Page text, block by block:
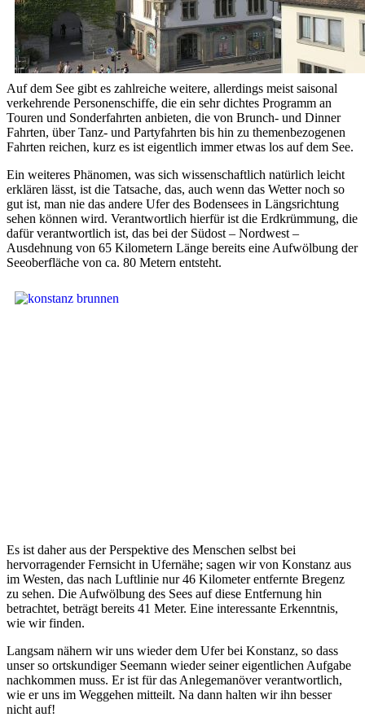
Auf dem See gibt es zahlreiche weitere, allerdings meist saisonal
verkehrende Personenschiffe, die ein sehr dichtes Programm an
Touren und Sonderfahrten anbieten, die von Brunch- und Dinner
Fahrten, über Tanz- und Partyfahrten bis hin zu themenbezogenen
Fahrten reichen, kurz es ist eigentlich immer etwas los auf dem See.
Ein weiteres Phänomen, was sich wissenschaftlich natürlich leicht
erklären lässt, ist die Tatsache, das, auch wenn das Wetter noch so
gut ist, man nie das andere Ufer des Bodensees in Längsrichtung
sehen können wird. Verantwortlich hierfür ist die Erdkrümmung, die
dafür verantwortlich ist, das bei der Südost – Nordwest –
Ausdehnung von 65 Kilometern Länge bereits eine Aufwölbung der
Seeoberfläche von ca. 80 Metern entsteht.
Es ist daher aus der Perspektive des Menschen selbst bei
hervorragender Fernsicht in Ufernähe; sagen wir von Konstanz aus
im Westen, das nach Luftlinie nur 46 Kilometer entfernte Bregenz
zu sehen. Die Aufwölbung des Sees auf diese Entfernung hin
betrachtet, beträgt bereits 41 Meter. Eine interessante Erkenntnis,
wie wir finden.
Langsam nähern wir uns wieder dem Ufer bei Konstanz, so dass
unser so ortskundiger Seemann wieder seiner eigentlichen Aufgabe
nachkommen muss. Er ist für das Anlegemanöver verantwortlich,
wie er uns im Weggehen mitteilt. Na dann halten wir ihn besser
nicht auf!